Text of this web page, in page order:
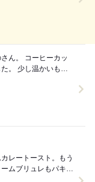
ーカッ
もの
レートースト。もう
ムブリュレもパキパ